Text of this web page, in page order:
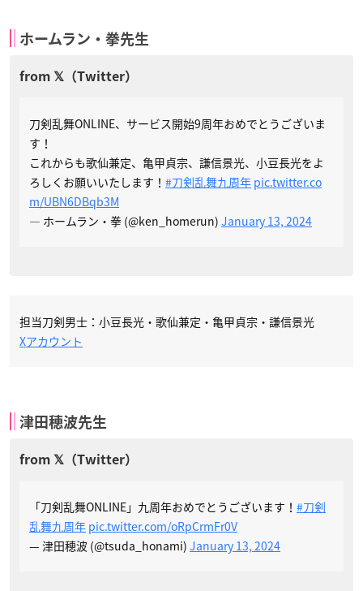
ホームラン・拳先生
刀剣乱舞ONLINE、サービス開始9周年おめでとうございま
す！
これからも歌仙兼定、亀甲貞宗、謙信景光、小豆長光をよ
ろしくお願いいたします！ #刀剣乱舞九周年 pic.twitter.co
m/UBN6DBqb3M
— ホームラン・拳 (@ken_homerun) January 13, 2024
担当刀剣男士：小豆長光・歌仙兼定・亀甲貞宗・謙信景光
Xアカウント
津田穂波先生
「刀剣乱舞ONLINE」九周年おめでとうございます！ #刀剣
乱舞九周年 pic.twitter.com/oRpCrmFr0V
— 津田穂波 (@tsuda_honami) January 13, 2024